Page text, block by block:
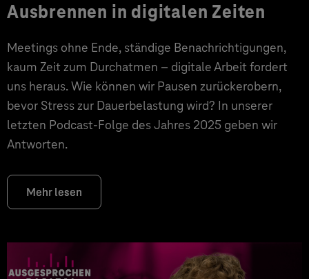
Ausbrennen in digitalen Zeiten
Meetings ohne Ende, ständige Benachrichtigungen,
kaum Zeit zum Durchatmen – digitale Arbeit fordert
uns heraus. Wie können wir Pausen zurückerobern,
bevor Stress zur Dauerbelastung wird? In unserer
letzten Podcast-Folge des Jahres 2025 geben wir
Antworten.
Mehr lesen